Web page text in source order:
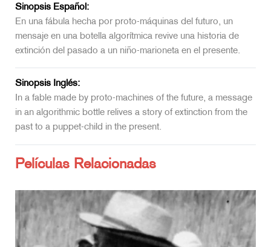
Sinopsis Español:
En una fábula hecha por proto-máquinas del futuro, un
mensaje en una botella algorítmica revive una historia de
extinción del pasado a un niño-marioneta en el presente.
Sinopsis Inglés:
In a fable made by proto-machines of the future, a message
in an algorithmic bottle relives a story of extinction from the
past to a puppet-child in the present.
Películas Relacionadas